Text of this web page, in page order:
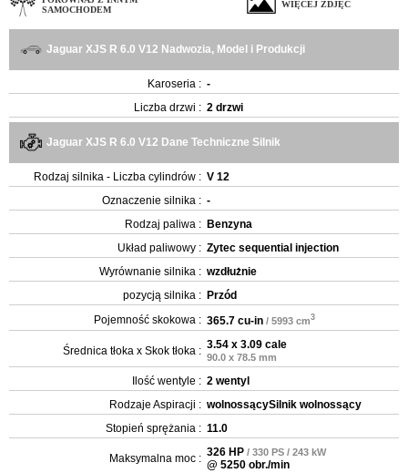
SAMOCHODEM
WIĘCEJ ZDJĘĆ
Jaguar XJS R 6.0 V12 Nadwozia, Model i Produkcji
Karoseria : -
Liczba drzwi : 2 drzwi
Jaguar XJS R 6.0 V12 Dane Techniczne Silnik
Rodzaj silnika - Liczba cylindrów : V 12
Oznaczenie silnika : -
Rodzaj paliwa : Benzyna
Układ paliwowy : Zytec sequential injection
Wyrównanie silnika : wzdłużnie
pozycją silnika : Przód
Pojemność skokowa : 365.7 cu-in / 5993 cm3
Średnica tłoka x Skok tłoka : 3.54 x 3.09 cale
90.0 x 78.5 mm
Ilość wentyle : 2 wentyl
Rodzaje Aspiracji : wolnossącySilnik wolnossący
Stopień sprężania : 11.0
Maksymalna moc : 326 HP / 330 PS / 243 kW
@ 5250 obr./min